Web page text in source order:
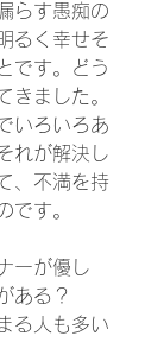
らす愚痴の
るく幸せそ
です。どう
きました。
いろいろあ
れが解決し
、不満を持
です。
ーが優し
ある？
る人も多い